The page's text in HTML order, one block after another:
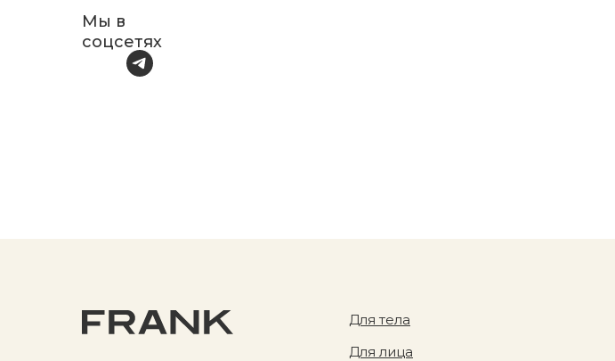
Мы в
соцсетях
Для тела
Для лица